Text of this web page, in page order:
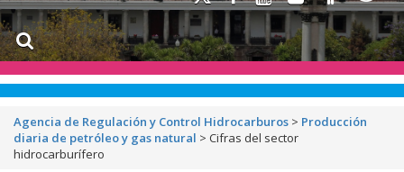
Agencia de Regulación y Control Hidrocarburos > Producción
diaria de petróleo y gas natural > Cifras del sector
hidrocarburífero